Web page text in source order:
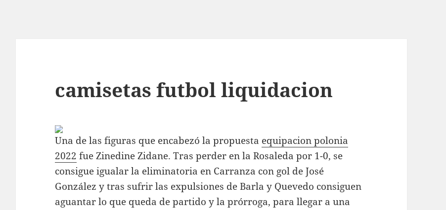
camisetas futbol liquidacion
Una de las figuras que encabezó la propuesta equipacion polonia
2022 fue Zinedine Zidane. Tras perder en la Rosaleda por 1-0, se
consigue igualar la eliminatoria en Carranza con gol de José
González y tras sufrir las expulsiones de Barla y Quevedo consiguen
aguantar lo que queda de partido y la prórroga, para llegar a una